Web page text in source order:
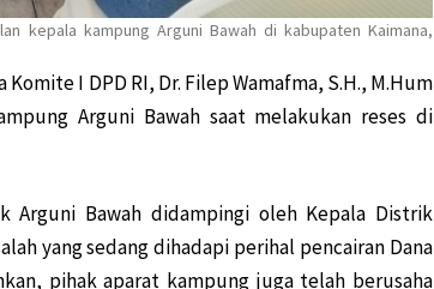
kepala kampung Arguni Bawah di kabupaten Kaimana,
Komite I DPD RI, Dr. Filep Wamafma, S.H., M.Hum
Arguni Bawah saat melakukan reses di
Arguni Bawah didampingi oleh Kepala Distrik
yang sedang dihadapi perihal pencairan Dana
pihak aparat kampung juga telah berusaha